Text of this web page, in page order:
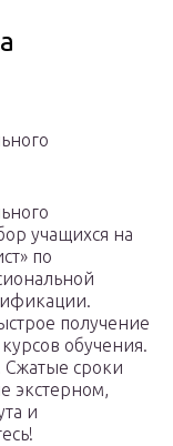
учащихся на
по
получение
обучения.
Сжатые сроки
экстерном,
и